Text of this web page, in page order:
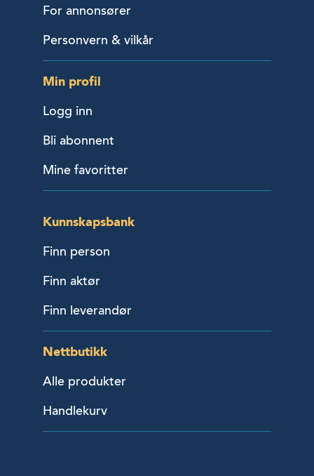
For annonsører
Personvern & vilkår
Min profil
Logg inn
Bli abonnent
Mine favoritter
Kunnskapsbank
Finn person
Finn aktør
Finn leverandør
Nettbutikk
Alle produkter
Handlekurv